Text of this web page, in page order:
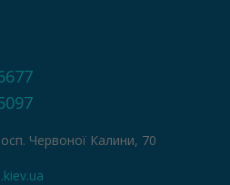
Червоної Калини, 70